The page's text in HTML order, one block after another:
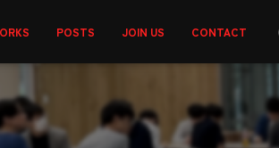
POSTS JOIN US CONTACT